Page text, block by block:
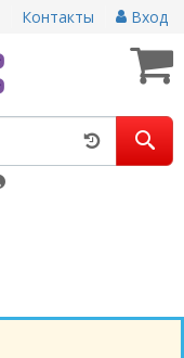
Контакты Вход